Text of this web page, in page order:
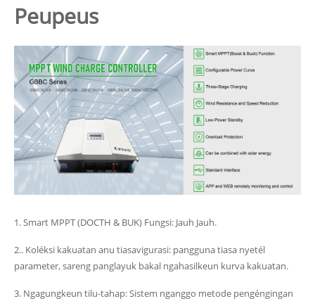
Peupeus
1. Smart MPPT (DOCTH & BUK) Fungsi: Jauh Jauh.
2.. Koléksi kakuatan anu tiasavigurasi: pangguna tiasa nyetél
parameter, sareng panglayuk bakal ngahasilkeun kurva kakuatan.
3. Ngagungkeun tilu-tahap: Sistem nganggo metode pengéngingan